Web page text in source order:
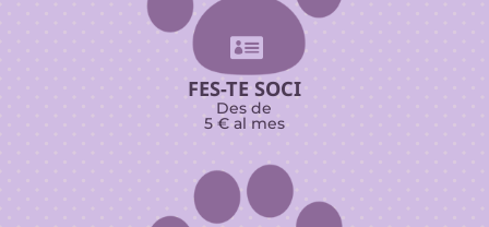

FES-TE SOCI
Des de
5 € al mes